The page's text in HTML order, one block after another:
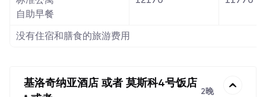
自助早餐
没有住宿和膳食的旅游费用
基洛奇纳亚酒店 或者 莫斯科4号饭店
2晚